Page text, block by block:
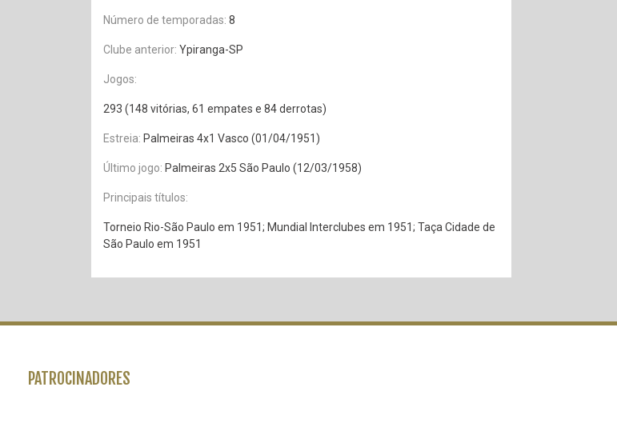
Número de temporadas: 8
Clube anterior: Ypiranga-SP
Jogos:
293 (148 vitórias, 61 empates e 84 derrotas)
Estreia: Palmeiras 4x1 Vasco (01/04/1951)
Último jogo: Palmeiras 2x5 São Paulo (12/03/1958)
Principais títulos:
Torneio Rio-São Paulo em 1951; Mundial Interclubes em 1951; Taça Cidade de
São Paulo em 1951
PATROCINADORES